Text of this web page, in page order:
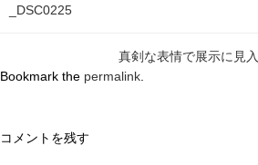
_DSC0225
真剣な表情で展示に見
Bookmark the permalink
コメントを残す